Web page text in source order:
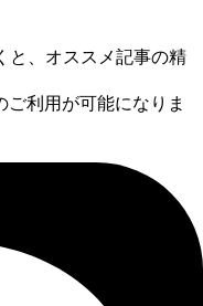
と、オススメ記事の精
利用が可能になりま